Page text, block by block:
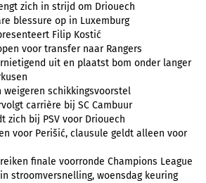
zich in strijd om Driouech
blessure op in Luxemburg
Filip Kostić
voor transfer naar Rangers
uit en plaatst bom onder langer
weigeren schikkingsvoorstel
carrière bij SC Cambuur
zich bij PSV voor Driouech
voor Perišić, clausule geldt alleen voor
finale voorronde Champions League
stroomversnelling, woensdag keuring